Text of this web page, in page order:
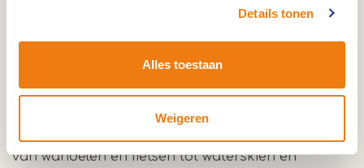
Details tonen
Alles toestaan
Weigeren
Maaseik in België. Ooit een toevluchtsoord voor
bokkenrijders en smokkelaars, is KempenBroek
nu een oase van rust en natuurpracht. Ook
Recreatiegebied de IJzeren Man in Weert maakt
deel uit van KempenBroek, een veelzijdig gebied
van wandelen en fietsen tot waterskiën en